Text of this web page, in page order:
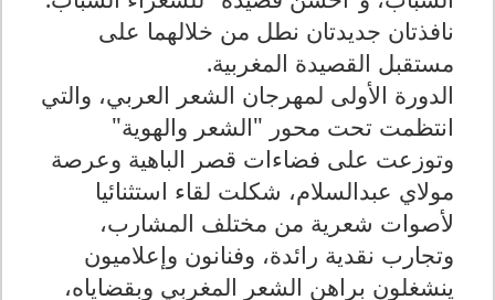
نافذتان جديدتان نطل من خلالهما على
مستقبل القصيدة المغربية.
الدورة الأولى لمهرجان الشعر العربي، والتي
انتظمت تحت محور "الشعر والهوية"
وتوزعت على فضاءات قصر الباهية وعرصة
مولاي عبدالسلام، شكلت لقاء استثنائيا
لأصوات شعرية من مختلف المشارب،
وتجارب نقدية رائدة، وفنانون وإعلاميون
ينشغلون براهن الشعر المغربي وبقضاياه،